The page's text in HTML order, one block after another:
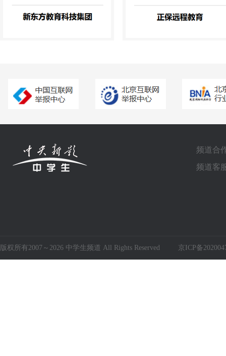
频道合
频道客
版权所有2007～2026 中学生频道 All Rights Reserved 京ICP备